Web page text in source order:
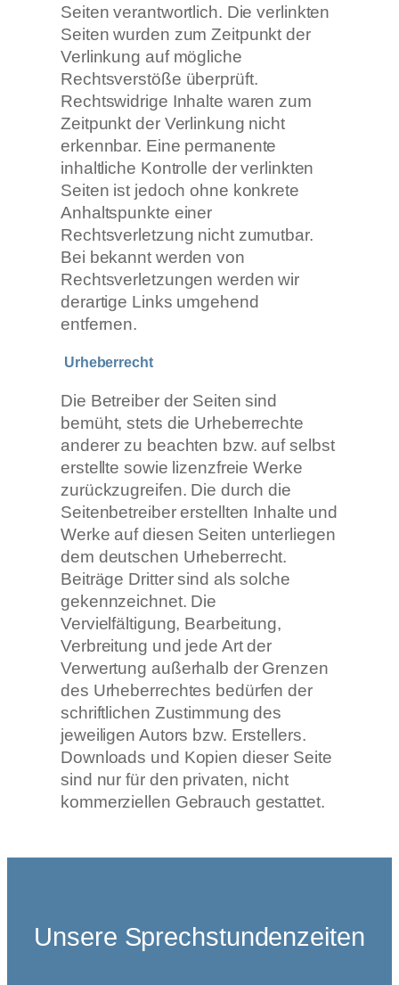
Seiten verantwortlich. Die verlinkten
Seiten wurden zum Zeitpunkt der
Verlinkung auf mögliche
Rechtsverstöße überprüft.
Rechtswidrige Inhalte waren zum
Zeitpunkt der Verlinkung nicht
erkennbar. Eine permanente
inhaltliche Kontrolle der verlinkten
Seiten ist jedoch ohne konkrete
Anhaltspunkte einer
Rechtsverletzung nicht zumutbar.
Bei bekannt werden von
Rechtsverletzungen werden wir
derartige Links umgehend
entfernen.
Urheberrecht
Die Betreiber der Seiten sind
bemüht, stets die Urheberrechte
anderer zu beachten bzw. auf selbst
erstellte sowie lizenzfreie Werke
zurückzugreifen. Die durch die
Seitenbetreiber erstellten Inhalte und
Werke auf diesen Seiten unterliegen
dem deutschen Urheberrecht.
Beiträge Dritter sind als solche
gekennzeichnet. Die
Vervielfältigung, Bearbeitung,
Verbreitung und jede Art der
Verwertung außerhalb der Grenzen
des Urheberrechtes bedürfen der
schriftlichen Zustimmung des
jeweiligen Autors bzw. Erstellers.
Downloads und Kopien dieser Seite
sind nur für den privaten, nicht
kommerziellen Gebrauch gestattet.
Unsere Sprechstundenzeiten